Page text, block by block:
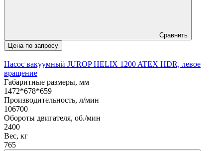
Сравнить
Цена по запросу
Насос вакуумный JUROP HELIX 1200 ATEX HDR, левое
вращение
Габаритные размеры, мм
1472*678*659
Производительность, л/мин
106700
Обороты двигателя, об./мин
2400
Вес, кг
765